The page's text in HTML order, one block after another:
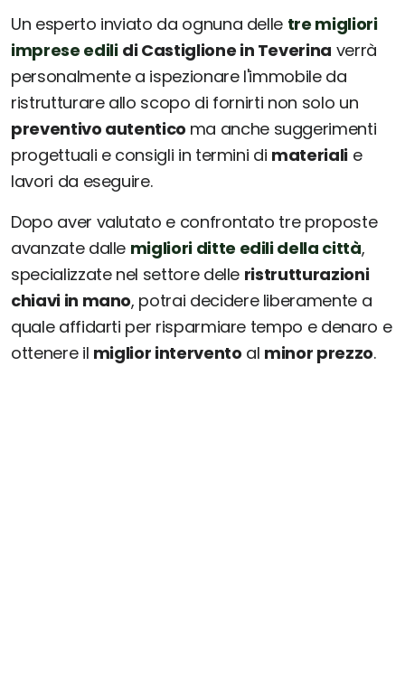
Un esperto inviato da ognuna delle tre migliori
imprese edili di Castiglione in Teverina verrà
personalmente a ispezionare l'immobile da
ristrutturare allo scopo di fornirti non solo un
preventivo autentico ma anche suggerimenti
progettuali e consigli in termini di materialie
lavori da eseguire.
Dopo aver valutato e confrontato tre proposte
avanzate dalle migliori ditte edili della città,
specializzate nel settore delle ristrutturazioni
chiavi in mano, potrai decidere liberamente a
quale affidarti per risparmiare tempo e denaro e
ottenere il miglior intervento al minor prezzo.